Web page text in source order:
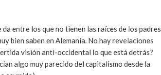
entre los que no tienen las raíces de los padres
bien saben en Alemania. No hay revelaciones
visión anti-occidental lo que está detrás?
algo muy parecido del capitalismo desde la